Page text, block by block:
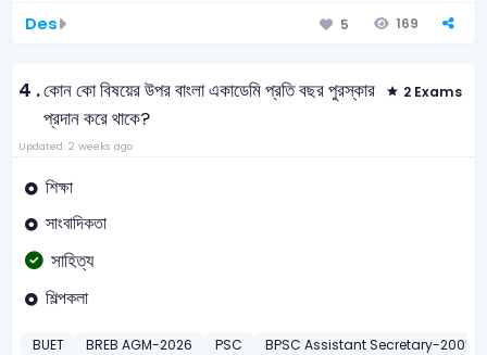
Des 5 169
4 .কোন কো বিষয়ের উপর বাংলা একাডেমি প্রতি বছর পুরস্কার
প্রদান করে থাকে?
2 Exams
Updated: 2 weeks ago
শিক্ষা
সাংবাদিকতা
সাহিত্য
শিল্পকলা
BUET BREB AGM-2026 PSC BPSC Assistant Secretary-2005